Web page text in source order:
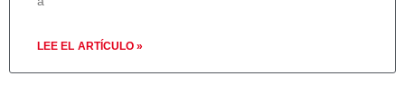
LEE EL ARTÍCULO »